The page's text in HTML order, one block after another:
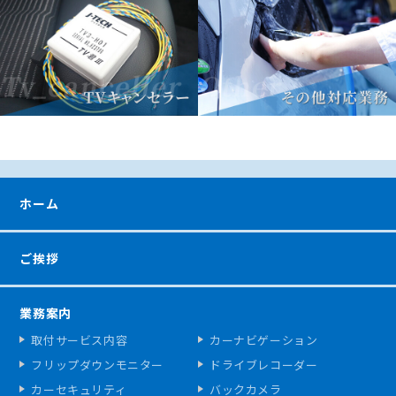
ホーム
ご挨拶
業務案内
取付サービス内容
カーナビゲーション
フリップダウンモニター
ドライブレコーダー
カーセキュリティ
バックカメラ